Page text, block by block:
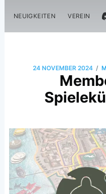
NEUIGKEITEN VEREIN
24 NOVEMBER 2024 /